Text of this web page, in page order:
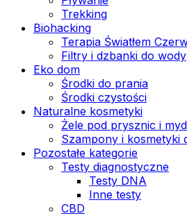
Trekking
Biohacking
Terapia Światłem
Filtry i dzbanki do wody
Eko dom
Środki do prania
Środki czystości
Naturalne kosmetyki
Żele pod prysznic i
Szampony i kosmetyki
Pozostałe kategorie
Testy diagnostyczne
Testy DNA
Inne testy
CBD